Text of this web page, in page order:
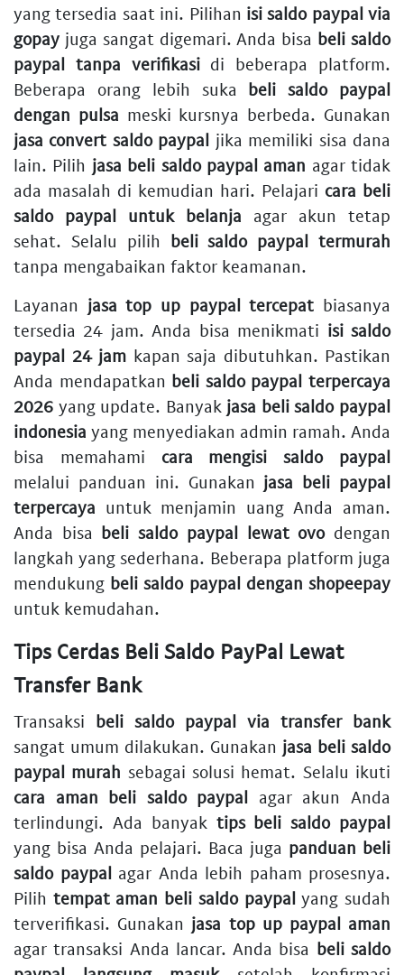
yang tersedia saat ini. Pilihan isi saldo paypal via
gopay juga sangat digemari. Anda bisa beli saldo
paypal tanpa verifikasidi beberapa platform.
Beberapa orang lebih suka beli saldo paypal
dengan pulsa meski kursnya berbeda. Gunakan
jasa convert saldo paypal jika memiliki sisa dana
lain. Pilih jasa beli saldo paypal aman agar tidak
ada masalah di kemudian hari. Pelajari cara beli
saldo paypal untuk belanja agar akun tetap
sehat. Selalu pilih beli saldo paypal termurah
tanpa mengabaikan faktor keamanan.
Layanan jasa top up paypal tercepat biasanya
tersedia 24 jam. Anda bisa menikmati isi saldo
paypal 24 jam kapan saja dibutuhkan. Pastikan
Anda mendapatkan beli saldo paypal terpercaya
2026 yang update. Banyak jasa beli saldo paypal
indonesia yang menyediakan admin ramah. Anda
bisa memahami cara mengisi saldo paypal
melalui panduan ini. Gunakan jasa beli paypal
terpercaya untuk menjamin uang Anda aman.
Anda bisa beli saldo paypal lewat ovodengan
langkah yang sederhana. Beberapa platform juga
mendukung beli saldo paypal dengan shopeepay
untuk kemudahan.
Tips Cerdas Beli Saldo PayPal Lewat
Transfer Bank
Transaksi beli saldo paypal via transfer bank
sangat umum dilakukan. Gunakan jasa beli saldo
paypal murah sebagai solusi hemat. Selalu ikuti
cara aman beli saldo paypal agar akun Anda
terlindungi. Ada banyak tips beli saldo paypal
yang bisa Anda pelajari. Baca juga panduan beli
saldo paypalagar Anda lebih paham prosesnya.
Pilih tempat aman beli saldo paypalyang sudah
terverifikasi. Gunakan jasa top up paypal aman
agar transaksi Anda lancar. Anda bisa beli saldo